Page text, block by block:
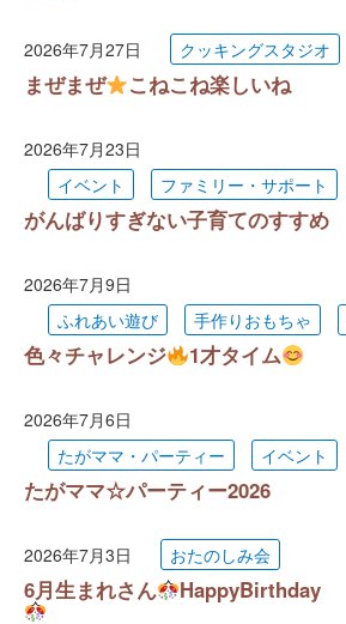
2026年7月27日 クッキングスタジオ
まぜまぜ こねこね楽しいね
2026年7月23日
イベント
ファミリー・サポート
がんばりすぎない子育てのすすめ
2026年7月9日
ふれあい遊び
手作りおもちゃ
色々チャレンジ 1才タイム
2026年7月6日
たがママ・パーティー
イベント
たがママ☆パーティー2026
2026年7月3日 おたのしみ会
6月生まれさん HappyBirthday